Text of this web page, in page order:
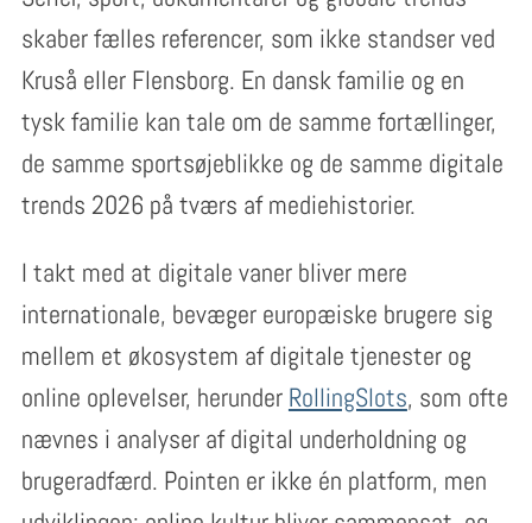
skaber fælles referencer, som ikke standser ved
Kruså eller Flensborg. En dansk familie og en
tysk familie kan tale om de samme fortællinger,
de samme sportsøjeblikke og de samme digitale
trends 2026 på tværs af mediehistorier.
I takt med at digitale vaner bliver mere
internationale, bevæger europæiske brugere sig
mellem et økosystem af digitale tjenester og
online oplevelser, herunder RollingSlots, som ofte
nævnes i analyser af digital underholdning og
brugeradfærd. Pointen er ikke én platform, men